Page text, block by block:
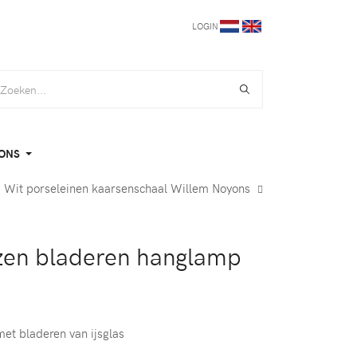
LOGIN
Wit porseleinen kaarsenschaal Willem Noyons
bladeren hanglamp
bladeren van ijsglas